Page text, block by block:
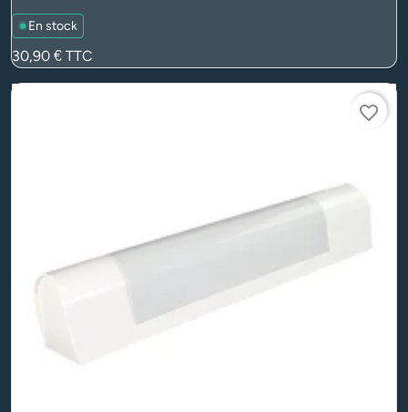
En stock
Prix
30,90 € TTC
favorite_border